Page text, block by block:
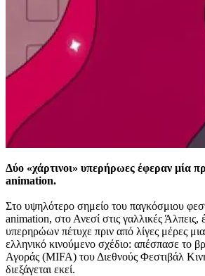
Δύο «χάρτινοι» υπερήρωες έφεραν μία
animation.
Στο υψηλότερο σημείο του παγκόσμιου
animation, στο Ανεσί στις γαλλικές Άλπεις,
υπερηρώων πέτυχε πριν από λίγες μέρες
ελληνικό κινούμενο σχέδιο: απέσπασε το
Αγοράς (MIFA) του Διεθνούς Φεστιβάλ
διεξάγεται εκεί.